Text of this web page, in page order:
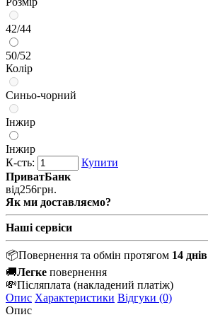
42/44
50/52
Колір
Синьо-чорний
Інжир
Інжир
К-сть:
Купити
ПриватБанк
від256грн.
Як ми доставляємо?
Наші сервіси
📦Повернення та обмін протягом 14 днів
🚚Легке повернення
💸Післяплата (накладений платіж)
Опис Характеристики Відгуки (0)
Опис